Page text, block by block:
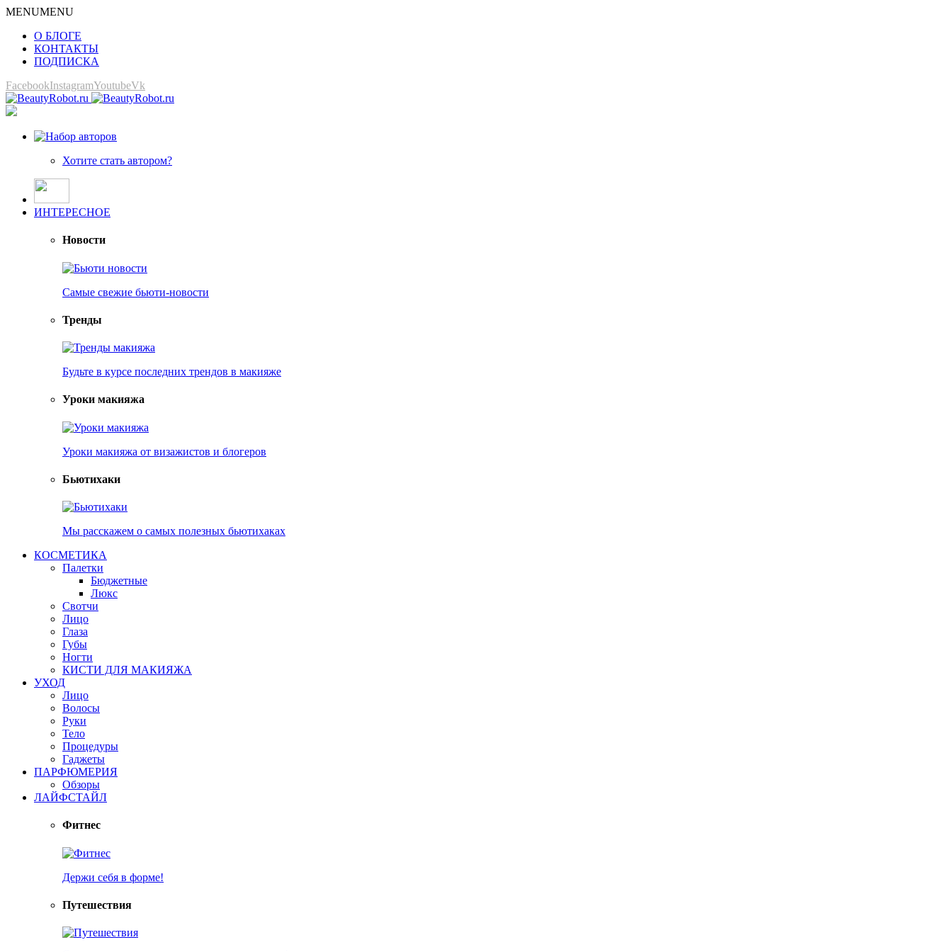
MENUMENU
О БЛОГЕ
КОНТАКТЫ
ПОДПИСКА
FacebookInstagramYoutubeVk
Хотите стать автором?
ИНТЕРЕСНОЕ
Новости
Самые свежие бьюти-новости
Тренды
Будьте в курсе последних трендов в макияже
Уроки макияжа
Уроки макияжа от визажистов и блогеров
Бьютихаки
Мы расскажем о самых полезных бьютихаках
КОСМЕТИКА
Палетки
Бюджетные
Люкс
Свотчи
Лицо
Глаза
Губы
Ногти
КИСТИ ДЛЯ МАКИЯЖА
УХОД
Лицо
Волосы
Руки
Тело
Процедуры
Гаджеты
ПАРФЮМЕРИЯ
Обзоры
ЛАЙФСТАЙЛ
Фитнес
Держи себя в форме!
Путешествия